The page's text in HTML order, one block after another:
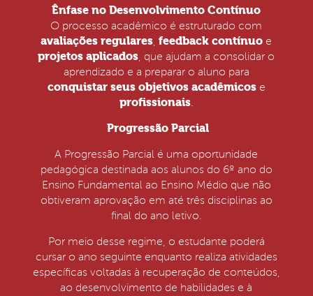
Ênfase no Desenvolvimento Contínuo
O processo acadêmico é estruturado com
avaliações regulares ,feedback contínuo e
projetos aplicados , que ajudam a consolidar o
aprendizado e a preparar o aluno para
conquistar seus objetivos acadêmicose
profissionais.
Progressão Parcial
A Progressão Parcial é uma oportunidade
pedagógica destinada aos alunos do 6º ano do
Ensino Fundamental ao Ensino Médio que não
obtiveram aprovação em até três disciplinas ao
final do ano letivo.
Por meio desse regime, o estudante poderá
cursar o ano seguinte enquanto realiza atividades
específicas voltadas à recuperação de conteúdos,
ao desenvolvimento de habilidades e à